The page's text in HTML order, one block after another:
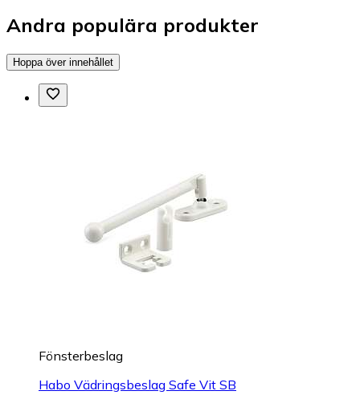
Andra populära produkter
Hoppa över innehållet
Fönsterbeslag
Habo Vädringsbeslag Safe Vit SB